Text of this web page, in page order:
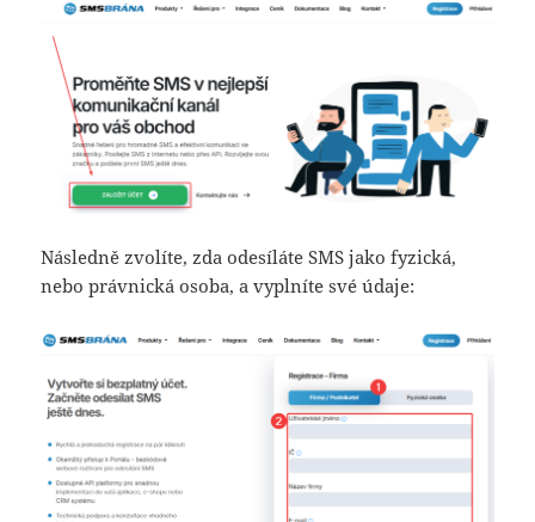
Následně zvolíte, zda odesíláte SMS jako fyzická,
nebo právnická osoba, a vyplníte své údaje: